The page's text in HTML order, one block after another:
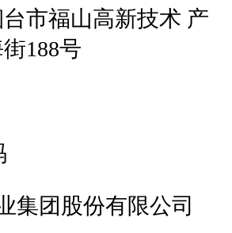
市福山高新技术 产
188号
集团股份有限公司